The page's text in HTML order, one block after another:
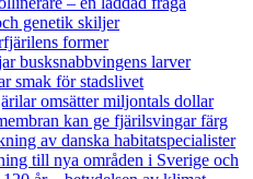
genetik skiljer
former
busksnabbvingens larver
smak för stadslivet
omsätter miljontals dollar
kan ge fjärilsvingar färg
av danska habitatspecialister
till nya områden i Sverige och